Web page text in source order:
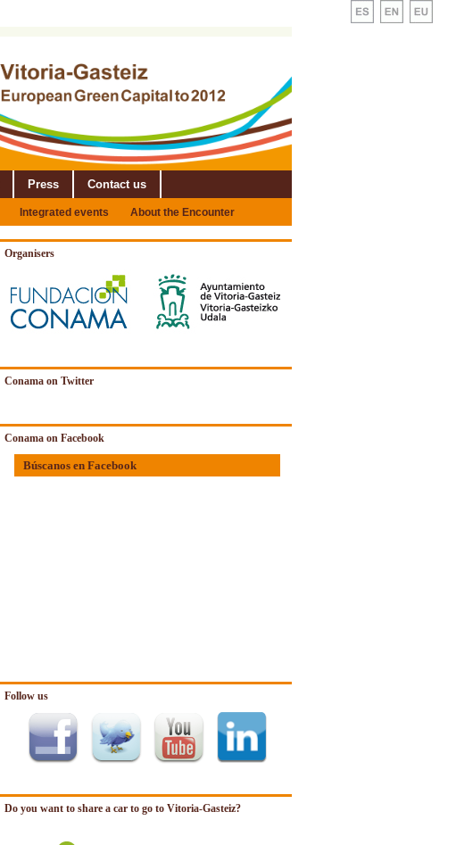
Press Contact us
Integrated events About the Encounter
Organisers
Conama on Twitter
Conama on Facebook
Búscanos en Facebook
Follow us
Do you want to share a car to go to Vitoria-Gasteiz?